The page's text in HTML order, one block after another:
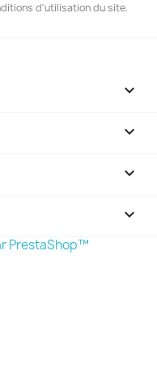
d'utilisation du site.



keyboard_arrow_down
PrestaShop™